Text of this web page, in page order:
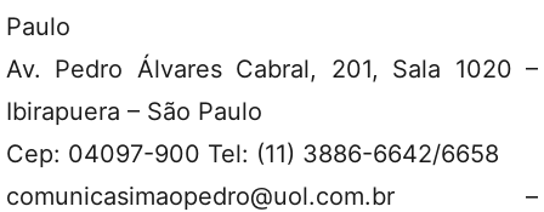
Paulo
Av. Pedro Álvares Cabral, 201, Sala 1020 –
Ibirapuera – São Paulo
Cep: 04097-900 Tel: (11) 3886-6642/6658
comunicasimaopedro@uol.com.br –